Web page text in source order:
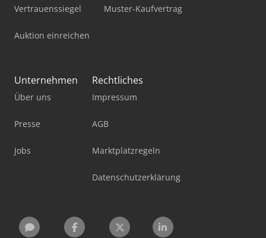
Vertrauenssiegel
Auktion einreichen
Muster-Kaufvertrag
Unternehmen
Über uns
Presse
Jobs
Rechtliches
Impressum
AGB
Marktplatzregeln
Datenschutzerklärung